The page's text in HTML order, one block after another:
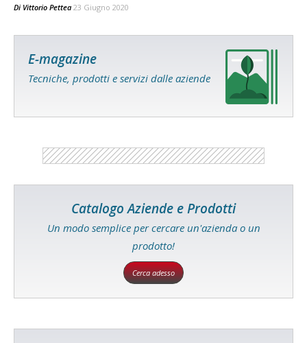
Di Vittorio Pettea 23 Giugno 2020
E-magazine
Tecniche, prodotti e servizi dalle aziende
Catalogo Aziende e Prodotti
Un modo semplice per cercare un'azienda o un
prodotto!
Cerca adesso